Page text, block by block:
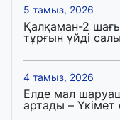
5 тамыз, 2026
Қалқаман-2
тұрғын үйді
4 тамыз, 2026
Елде мал
артады –